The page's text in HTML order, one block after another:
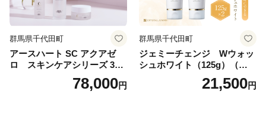
群馬県千代田町
アースハート SC アクアゼ
ロ スキンケアシリーズ 3点
78,000円
群馬県千代田町
ジェミーチェンジ Wウォッ
シュホワイト（125g）（泡立
てネット付）×2本 群馬県 千
21,500円